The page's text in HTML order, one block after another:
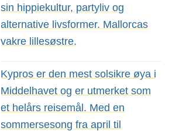
sin hippiekultur, partyliv og
alternative livsformer. Mallorcas
vakre lillesøstre.
Kypros er den mest solsikre øya i
Middelhavet og er utmerket som
et helårs reisemål. Med en
sommersesong fra april til